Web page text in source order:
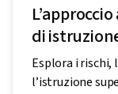
di
Esplora i
l’istruzione